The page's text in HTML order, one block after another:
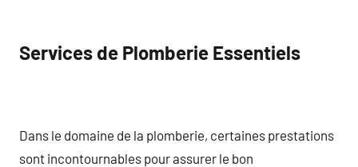
Services de Plomberie Essentiels
Dans le domaine de la plomberie, certaines prestations
sont incontournables pour assurer le bon